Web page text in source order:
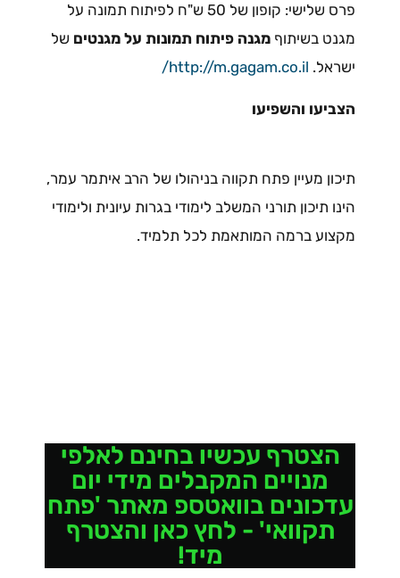
פרס שלישי: קופון של 50 ש"ח לפיתוח תמונה על
מגנט בשיתוף מגנה פיתוח תמונות על מגנטים של
ישראל. http://m.gagam.co.il/
הצביעו והשפיעו
תיכון מעיין פתח תקווה בניהולו של הרב איתמר עמר,
הינו תיכון תורני המשלב לימודי בגרות עיונית ולימודי
מקצוע ברמה המותאמת לכל תלמיד.
הצטרף עכשיו בחינם לאלפי
מנויים המקבלים מידי יום
עדכונים בוואטספ מאתר 'פתח
תקוואי' - לחץ כאן והצטרף
מיד!